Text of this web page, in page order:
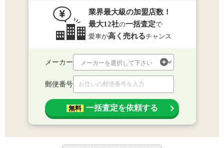
業界最大級の加盟店数！
最大12社の一括査定で
愛車が高く売れるチャンス
メーカー
郵便番号
無料 一括査定を依頼する